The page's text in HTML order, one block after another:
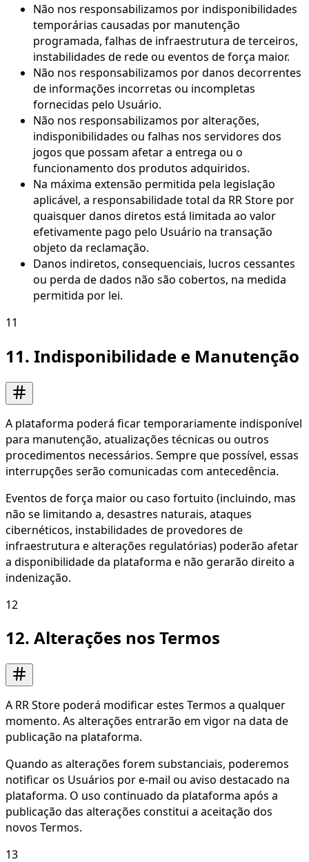
Não nos responsabilizamos por indisponibilidades
temporárias causadas por manutenção
programada, falhas de infraestrutura de terceiros,
instabilidades de rede ou eventos de força maior.
Não nos responsabilizamos por danos decorrentes
de informações incorretas ou incompletas
fornecidas pelo Usuário.
Não nos responsabilizamos por alterações,
indisponibilidades ou falhas nos servidores dos
jogos que possam afetar a entrega ou o
funcionamento dos produtos adquiridos.
Na máxima extensão permitida pela legislação
aplicável, a responsabilidade total da RR Store por
quaisquer danos diretos está limitada ao valor
efetivamente pago pelo Usuário na transação
objeto da reclamação.
Danos indiretos, consequenciais, lucros cessantes
ou perda de dados não são cobertos, na medida
permitida por lei.
11
11. Indisponibilidade e Manutenção
A plataforma poderá ficar temporariamente indisponível
para manutenção, atualizações técnicas ou outros
procedimentos necessários. Sempre que possível, essas
interrupções serão comunicadas com antecedência.
Eventos de força maior ou caso fortuito (incluindo, mas
não se limitando a, desastres naturais, ataques
cibernéticos, instabilidades de provedores de
infraestrutura e alterações regulatórias) poderão afetar
a disponibilidade da plataforma e não gerarão direito a
indenização.
12
12. Alterações nos Termos
A RR Store poderá modificar estes Termos a qualquer
momento. As alterações entrarão em vigor na data de
publicação na plataforma.
Quando as alterações forem substanciais, poderemos
notificar os Usuários por e-mail ou aviso destacado na
plataforma. O uso continuado da plataforma após a
publicação das alterações constitui a aceitação dos
novos Termos.
13